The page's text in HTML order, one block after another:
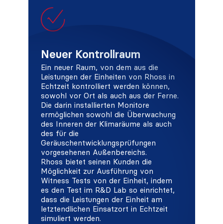
Neuer Kontrollraum
Ein neuer Raum, von dem aus die
Leistungen der Einheiten von Rhoss in
Echtzeit kontrolliert werden können,
sowohl vor Ort als auch aus der Ferne.
Die darin installierten Monitore
ermöglichen sowohl die Überwachung
des Inneren der Klimaräume als auch
des für die
Geräuschentwicklungsprüfungen
vorgesehenen Außenbereichs.
Rhoss bietet seinen Kunden die
Möglichkeit zur Ausführung von
Witness Tests von der Einheit, indem
es den Test im R&D Lab so einrichtet,
dass die Leistungen der Einheit am
letztendlichen Einsatzort in Echtzeit
simuliert werden.